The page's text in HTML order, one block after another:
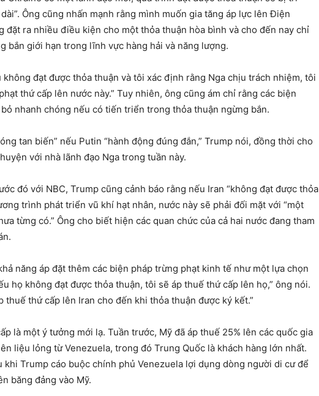
Ông cũng nhấn mạnh rằng mình muốn gia tăng áp lực lên Điện
đặt ra nhiều điều kiện cho một thỏa thuận hòa bình và cho đến nay chỉ
bắn giới hạn trong lĩnh vực hàng hải và năng lượng.
không đạt được thỏa thuận và tôi xác định rằng Nga chịu trách nhiệm, tôi
thứ cấp lên nước này.” Tuy nhiên, ông cũng ám chỉ rằng các biện
nhanh chóng nếu có tiến triển trong thỏa thuận ngừng bắn.
tan biến” nếu Putin “hành động đúng đắn,” Trump nói, đồng thời cho
với nhà lãnh đạo Nga trong tuần này.
đó với NBC, Trump cũng cảnh báo rằng nếu Iran “không đạt được thỏa
trình phát triển vũ khí hạt nhân, nước này sẽ phải đối mặt với “một
từng có.” Ông cho biết hiện các quan chức của cả hai nước đang tham
năng áp đặt thêm các biện pháp trừng phạt kinh tế như một lựa chọn
họ không đạt được thỏa thuận, tôi sẽ áp thuế thứ cấp lên họ,” ông nói.
thuế thứ cấp lên Iran cho đến khi thỏa thuận được ký kết.”
là một ý tưởng mới lạ. Tuần trước, Mỹ đã áp thuế 25% lên các quốc gia
liệu lỏng từ Venezuela, trong đó Trung Quốc là khách hàng lớn nhất.
khi Trump cáo buộc chính phủ Venezuela lợi dụng dòng người di cư để
băng đảng vào Mỹ.